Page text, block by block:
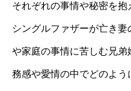
それぞれの事情や秘密を抱
シングルファザーが亡き
や家庭の事情に苦しむ兄
務感や愛情の中でどのよう